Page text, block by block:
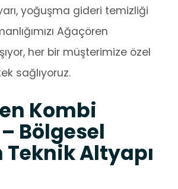
yoğuşma gideri temizliği
Ağaçören
her bir müşterimize özel
sağlıyoruz.
Kombi
– Bölgesel
Teknik Altyapı